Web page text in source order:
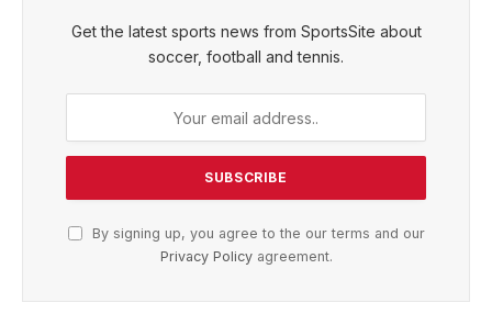
Get the latest sports news from SportsSite about
soccer, football and tennis.
By signing up, you agree to the our terms and our
Privacy Policyagreement.